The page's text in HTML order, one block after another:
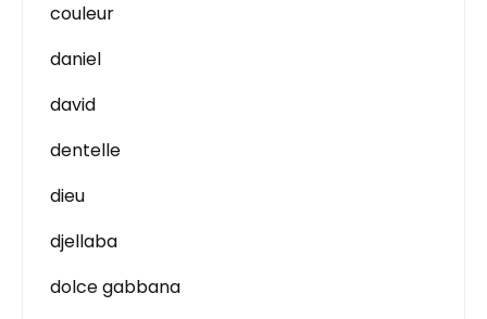
couleur
daniel
david
dentelle
dieu
djellaba
dolce gabbana